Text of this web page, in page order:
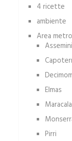
4 ricette
ambiente
Area
Assemini
Elmas
Pirri